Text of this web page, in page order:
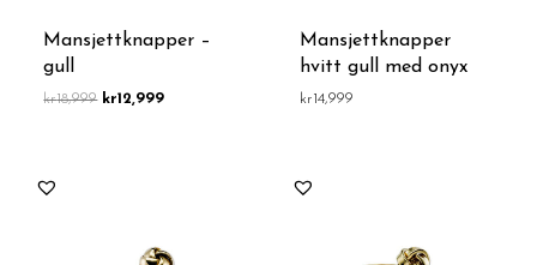
Mansjettknapper –
gull
kr18,999 kr12,999
Mansjettknapper
hvitt gull med onyx
kr14,999